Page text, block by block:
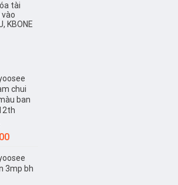
tài
vào
KBONE
chui
ban
Giá
tại
là:
3mp bh